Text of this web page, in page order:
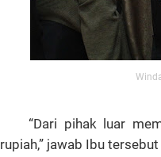
“Dari pihak luar
rupiah,” jawab Ibu